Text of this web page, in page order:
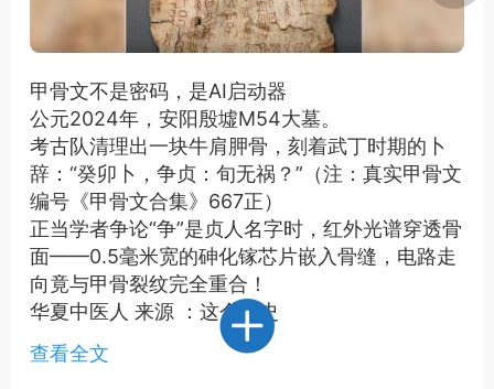
如何购买【理肺清瘟膏】
【养正护络膏】？
小海（HAi）
阳明脉衰：女性
明胃经
0
谷气为根，心气为枝——
《黄帝内经》脾胃养心论
甲骨文不是密码，是AI启动器
公元2024年，安阳殷墟M54大墓。
考古队清理出一块牛肩胛骨，刻着武丁时期的卜
辞：“癸卯卜，争贞：旬无祸？”（注：真实甲骨文
编号《甲骨文合集》667正）
正当学者争论“争”是贞人名字时，红外光谱穿透骨
面——0.5毫米宽的砷化镓芯片嵌入骨缝，电路走
向竟与甲骨裂纹完全重合！
华夏中医人 来源 ：这个历史
查看全文